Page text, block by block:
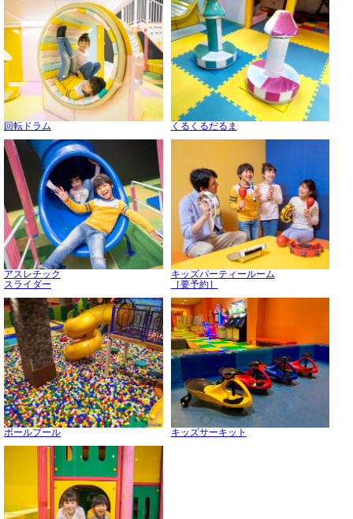
回転ドラム くるくるだるま
アスレチック
スライダー
キッズパーティールーム
［要予約］
ボールプール キッズサーキット